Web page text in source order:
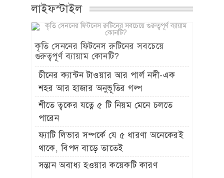
লাইফস্টাইল
কৃতি সেননের ফিটনেস রুটিনের সবচেয়ে
গুরুত্বপূর্ণ ব্যায়াম কোনটি?
চীনের ক্যান্টন টাওয়ার আর পার্ল নদী-এক
শহর আর হাজার অনুভূতির গল্প
শীতে ত্বকের যত্নে ৫ টি নিয়ম মেনে চলতে
পারেন
ফ্যাটি লিভার সম্পর্কে যে ৫ ধারণা অনেকেরই
থাকে, বিপদ বাড়ে তাতেই
সন্তান অবাধ্য হওয়ার কয়েকটি কারণ